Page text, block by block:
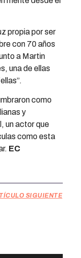
propia por ser
con 70 años
a Martin
una de ellas
como
y
un actor que
como esta
EC
SIGUIENTE